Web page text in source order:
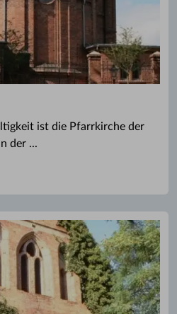
ist die Pfarrkirche der
der ...